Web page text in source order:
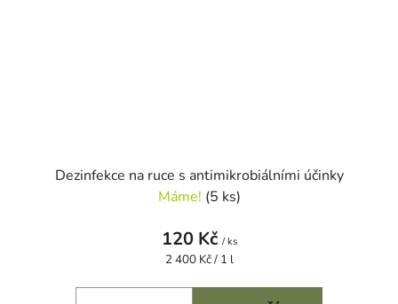
Dezinfekce na ruce s antimikrobiálními účinky
Máme! (5 ks)
120 Kč / ks
Měrná
2 400 Kč / 1 l